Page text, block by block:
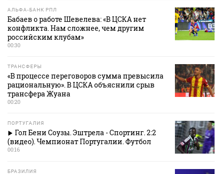
АЛЬФА-БАНК РПЛ
Бабаев о работе Шевелева: «В ЦСКА нет
конфликта. Нам сложнее, чем другим
российским клубам»
00:30
ТРАНСФЕРЫ
«В процессе переговоров сумма превысила
рациональную». В ЦСКА объяснили срыв
трансфера Жуана
00:20
ПОРТУГАЛИЯ
Гол Бени Соузы. Эштрела - Спортинг. 2:2
(видео). Чемпионат Португалии. Футбол
00:16
БРАЗИЛИЯ